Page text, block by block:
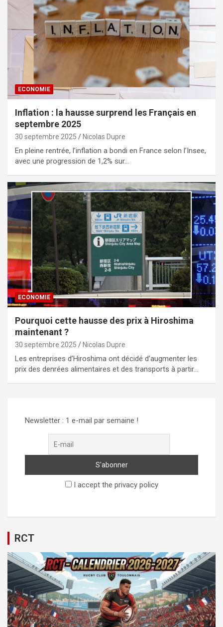
ECONOMIE
Inflation : la hausse surprend les Français en
septembre 2025
30 septembre 2025 Nicolas Dupre
En pleine rentrée, l’inflation a bondi en France selon l’Insee,
avec une progression de 1,2% sur…
ECONOMIE
Pourquoi cette hausse des prix à Hiroshima
maintenant ?
30 septembre 2025 Nicolas Dupre
Les entreprises d’Hiroshima ont décidé d’augmenter les
prix des denrées alimentaires et des transports à partir…
Newsletter : 1 e-mail par semaine !
I accept the privacy policy
RCT